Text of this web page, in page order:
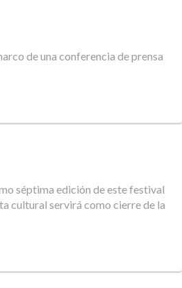
de una conferencia de prensa
séptima edición de este festival
cultural servirá como cierre de la